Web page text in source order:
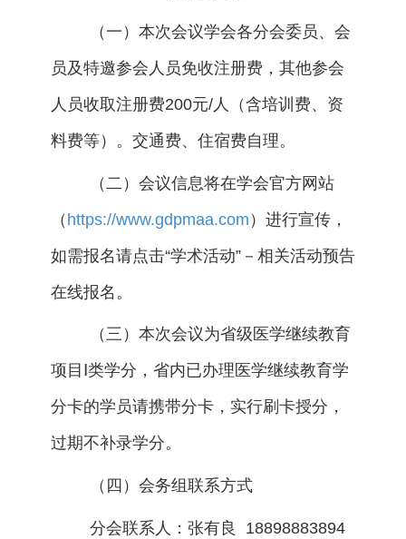
（一）本次会议学会各分会委员、会
员及特邀参会人员免收注册费，其他参会
人员收取注册费200元/人（含培训费、资
料费等）。交通费、住宿费自理。
（二）会议信息将在学会官方网站
（ https://www.gdpmaa.com ）进行宣传，
如需报名请点击“学术活动”－相关活动预告
在线报名。
（三）本次会议为省级医学继续教育
项目Ⅰ类学分，省内已办理医学继续教育学
分卡的学员请携带分卡，实行刷卡授分，
过期不补录学分。
（四）会务组联系方式
分会联系人：张有良 18898883894